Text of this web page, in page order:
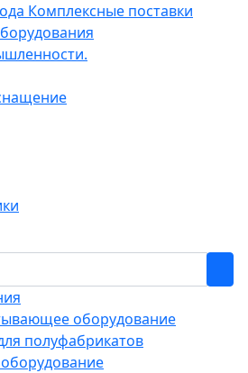
Комплексные поставки
оборудование
полуфабрикатов